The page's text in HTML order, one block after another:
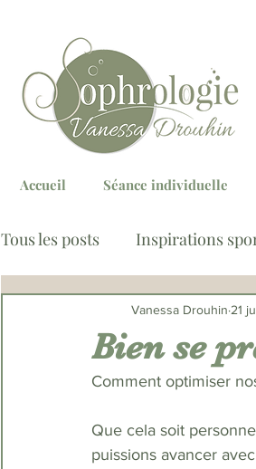
Accueil Séance individuelle
Tous les posts Inspirations
Stress &
Troubles Comportement
Bien se
Vanessa Drouhin 21
Comment optimiser
Que cela soit
puissions avancer